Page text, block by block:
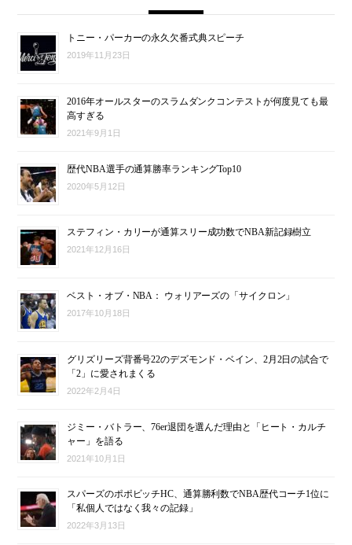
トニー・パーカーの永久欠番式典スピーチ
2019年11月23日
2016年オールスターのスラムダンクコンテストが何度見ても最
高すぎる
2021年9月1日
歴代NBA選手の通算勝率ランキングTop10
2020年5月12日
ステフィン・カリーが通算スリー成功数でNBA新記録樹立
2021年12月16日
ベスト・オブ・NBA： ウォリアーズの「サイクロン」
2017年10月18日
グリズリーズ背番号22のデズモンド・ベイン、2月2日の試合で
「2」に愛されまくる
2022年2月4日
ジミー・バトラー、76er退団を選んだ理由と「ヒート・カルチ
ャー」を語る
2021年10月1日
スパーズのポポビッチHC、通算勝利数でNBA歴代コーチ1位に
「私個人ではなく我々の記録」
2022年3月13日